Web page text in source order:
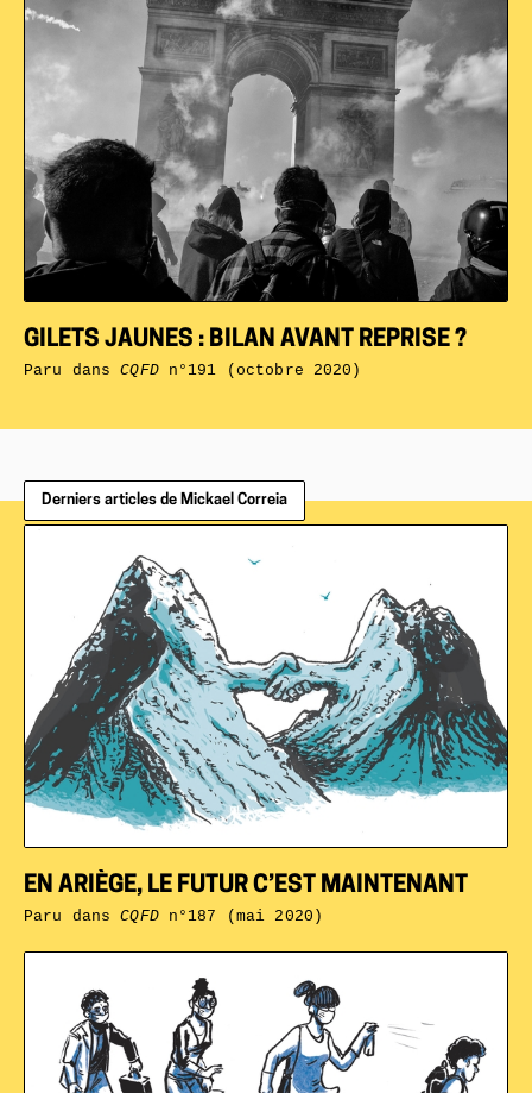
GILETS JAUNES : BILAN AVANT REPRISE ?
Paru dansCQFDn°191 (octobre 2020)
Derniers articles de Mickael Correia
EN ARIÈGE, LE FUTUR C’EST MAINTENANT
Paru dansCQFDn°187 (mai 2020)